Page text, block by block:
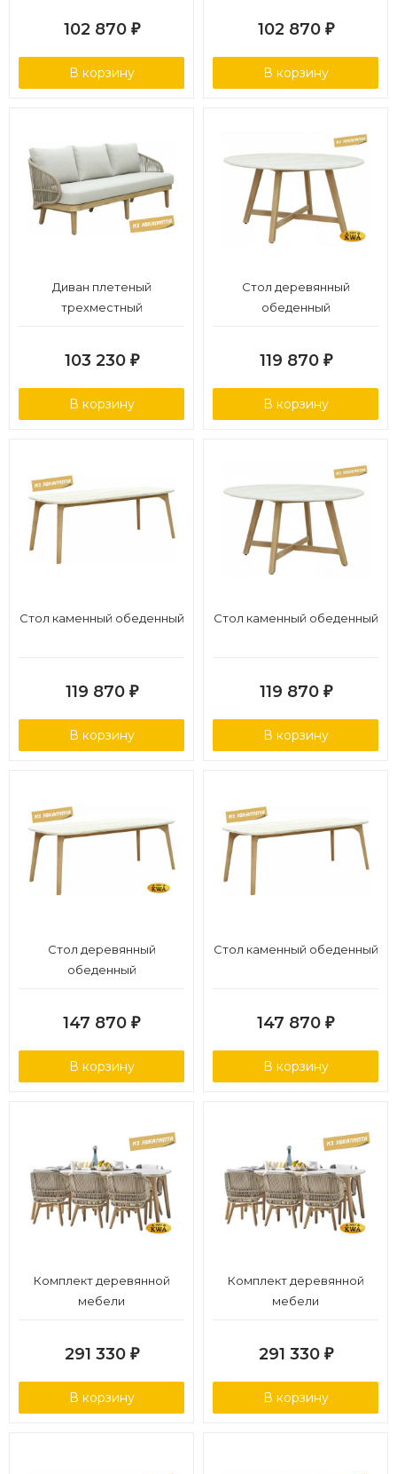
102 870 ₽
В корзину
102 870 ₽
В корзину
Диван плетеный
трехместный
103 230 ₽
В корзину
Стол деревянный
обеденный
119 870 ₽
В корзину
Стол каменный обеденный
119 870 ₽
В корзину
Стол каменный обеденный
119 870 ₽
В корзину
Стол деревянный
обеденный
147 870 ₽
В корзину
Стол каменный обеденный
147 870 ₽
В корзину
Комплект деревянной
мебели
291 330 ₽
В корзину
Комплект деревянной
мебели
291 330 ₽
В корзину